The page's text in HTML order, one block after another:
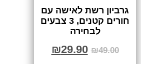
גרביון רשת לאישה עם
חורים קטנים, 3 צבעים
לבחירה
₪49.00
₪29.90